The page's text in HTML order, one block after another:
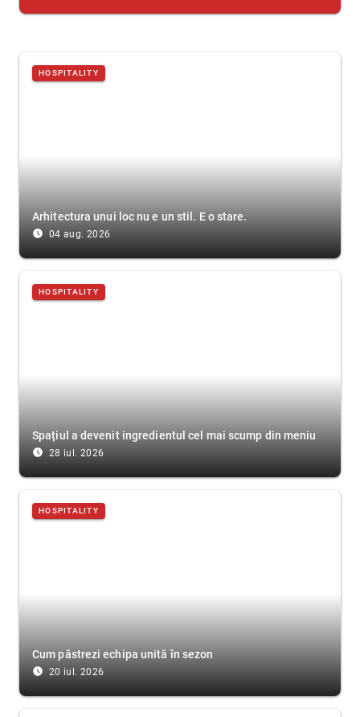
HOSPITALITY
Arhitectura unui loc nu e un stil. E o stare.
access_time_filled 04 aug. 2026
HOSPITALITY
Spațiul a devenit ingredientul cel mai scump din meniu
access_time_filled 28 iul. 2026
HOSPITALITY
Cum păstrezi echipa unită în sezon
access_time_filled 20 iul. 2026